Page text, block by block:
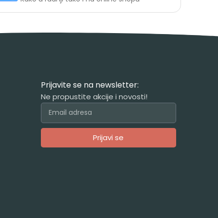
Prijavite se na newsletter:
Ne propustite akcije i novosti!
Prijavi se